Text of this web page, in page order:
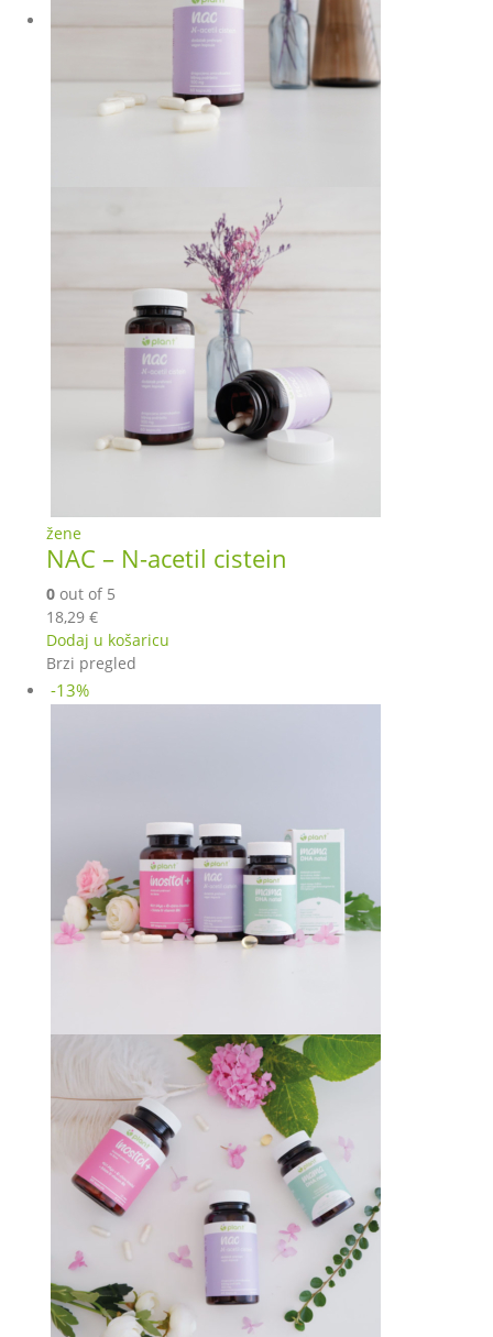
žene
NAC – N-acetil cistein
0 out of 5
18,29 €
Dodaj u košaricu
Brzi pregled
-13%